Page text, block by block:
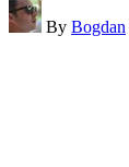
Posted
by
By Bogdan